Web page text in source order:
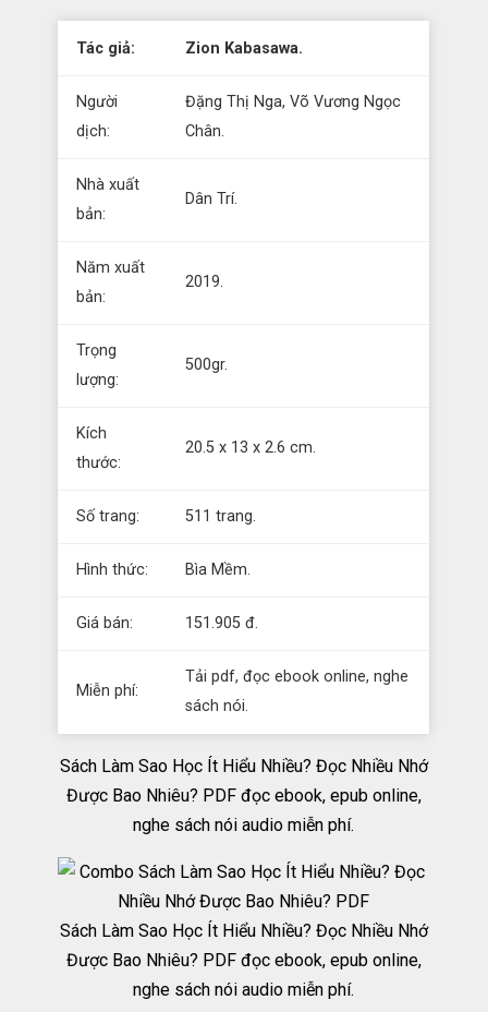
Tác giả: Zion Kabasawa.
Người
dịch:
Đặng Thị Nga, Võ Vương Ngọc
Chân.
Nhà xuất
bản:
Dân Trí.
Năm xuất
bản:
2019.
Trọng
lượng:
500gr.
Kích
thước:
20.5 x 13 x 2.6 cm.
Số trang: 511 trang.
Hình thức: Bìa Mềm.
Giá bán: 151.905 đ.
Miễn phí:
Tải pdf, đọc ebook online, nghe
sách nói.
Sách Làm Sao Học Ít Hiểu Nhiều? Đọc Nhiều Nhớ
Được Bao Nhiêu? PDF đọc ebook, epub online,
nghe sách nói audio miễn phí.
Sách Làm Sao Học Ít Hiểu Nhiều? Đọc Nhiều Nhớ
Được Bao Nhiêu? PDF đọc ebook, epub online,
nghe sách nói audio miễn phí.